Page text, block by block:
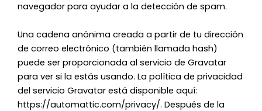
navegador para ayudar a la detección de spam.
Una cadena anónima creada a partir de tu dirección
de correo electrónico (también llamada hash)
puede ser proporcionada al servicio de Gravatar
para ver si la estás usando. La política de privacidad
del servicio Gravatar está disponible aquí:
https://automattic.com/privacy/. Después de la